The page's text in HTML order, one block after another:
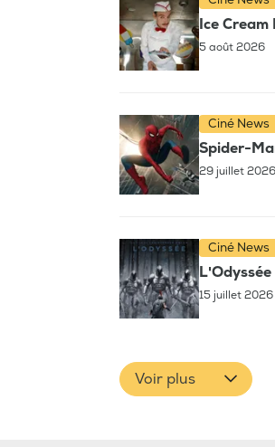
Ice Cream
5 août 2026
Ciné News
Spider-
29 juillet 2026
Ciné News
15 juillet 2026
Voir plus